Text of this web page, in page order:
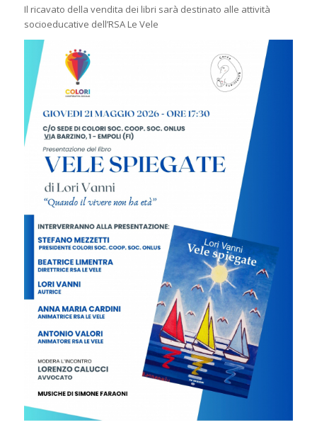
Il ricavato della vendita dei libri sarà destinato alle attività
socioeducative dell’RSA Le Vele